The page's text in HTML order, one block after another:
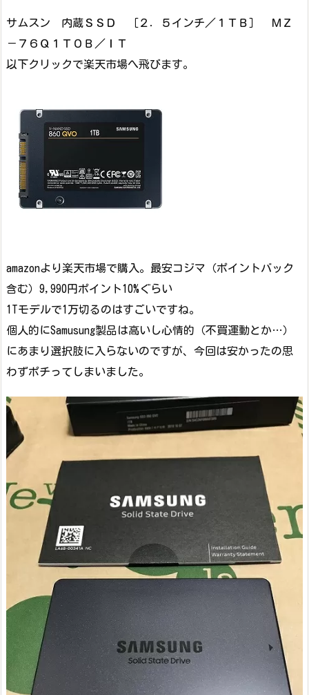
サムスン 内蔵ＳＳＤ ［２．５インチ／１ＴＢ］ ＭＺ
－７６Ｑ１Ｔ０Ｂ／ＩＴ
以下クリックで楽天市場へ飛びます。
amazonより楽天市場で購入。最安コジマ（ポイントバック
含む）9,990円ポイント10%ぐらい
1Tモデルで1万切るのはすごいですね。
個人的にSamusung製品は高いし心情的（不買運動とか…）
にあまり選択肢に入らないのですが、今回は安かったの思
わずポチってしまいました。